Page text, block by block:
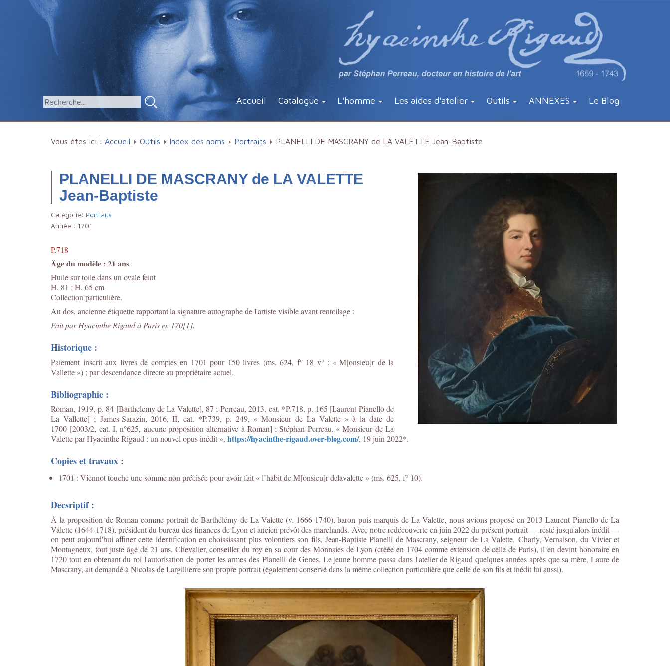
Accueil Catalogue L'homme Les aides d'atelier Outils ANNEXES Le Blog
Vous êtes ici : Accueil Outils Index des noms Portraits PLANELLI DE MASCRANY de LA VALETTE Jean-Baptiste
PLANELLI DE MASCRANY de LA VALETTE
Jean-Baptiste
Catégorie: Portraits
Année : 1701
P.718
Âge du modèle : 21 ans
Huile sur toile dans un ovale feint
H. 81 ; H. 65 cm
Collection particulière.
Au dos, ancienne étiquette rapportant la signature autographe de l'artiste visible avant rentoilage :
Fait par Hyacinthe Rigaud à Paris en 170[1].
Historique :
Paiement inscrit aux livres de comptes en 1701 pour 150 livres (ms. 624, f° 18 v° : « M[onsieu]r de la
Vallette ») ; par descendance directe au propriétaire actuel.
Bibliographie :
Roman, 1919, p. 84 [Barthelemy de La Valette], 87 ; Perreau, 2013, cat. *P.718, p. 165 [Laurent Pianello de
La Vallette] ; James-Sarazin, 2016, II, cat. *P.739, p. 249, « Monsieur de La Valette » à la date de
1700 [2003/2, cat. I, n°625, aucune proposition alternative à Roman] ; Stéphan Perreau, « Monsieur de La
Valette par Hyacinthe Rigaud : un nouvel opus inédit », https://hyacinthe-rigaud.over-blog.com/, 19 juin 2022*.
Copies et travaux :
1701 : Viennot touche une somme non précisée pour avoir fait « l’habit de M[onsieu]r delavalette » (ms. 625, f° 10).
Decsriptif :
À la proposition de Roman comme portrait de Barthélémy de La Valette (v. 1666-1740), baron puis marquis de La Valette, nous avions proposé en 2013 Laurent Pianello de La
Valette (1644-1718), président du bureau des finances de Lyon et ancien prévôt des marchands. Avec notre redécouverte en juin 2022 du présent portrait — resté jusqu'alors inédit —
on peut aujourd'hui affiner cette identification en choississant plus volontiers son fils, Jean-Baptiste Planelli de Mascrany, seigneur de La Valette, Charly, Vernaison, du Vivier et
Montagneux, tout juste âgé de 21 ans. Chevalier, conseiller du roy en sa cour des Monnaies de Lyon (créée en 1704 comme extension de celle de Paris), il en devint honoraire en
1720 tout en obtenant du roi l'autorisation de porter les armes des Planelli de Genes. Le jeune homme passa dans l'atelier de Rigaud quelques années après que sa mère, Laure de
Mascrany, ait demandé à Nicolas de Largillierre son propre portrait (également conservé dans la même collection particulière que celle de son fils et inédit lui aussi).